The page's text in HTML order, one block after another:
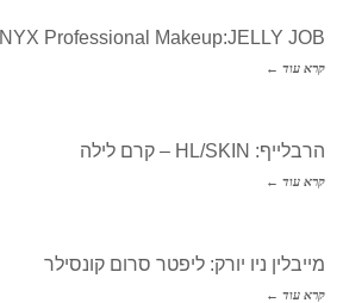
NYX Professional Makeup:JELLY JOB
קרא עוד ←
הרבלייף: HL/SKIN – קרם לילה
קרא עוד ←
מייבלין ניו יורק: ליפטר סרום קונסילר
קרא עוד ←